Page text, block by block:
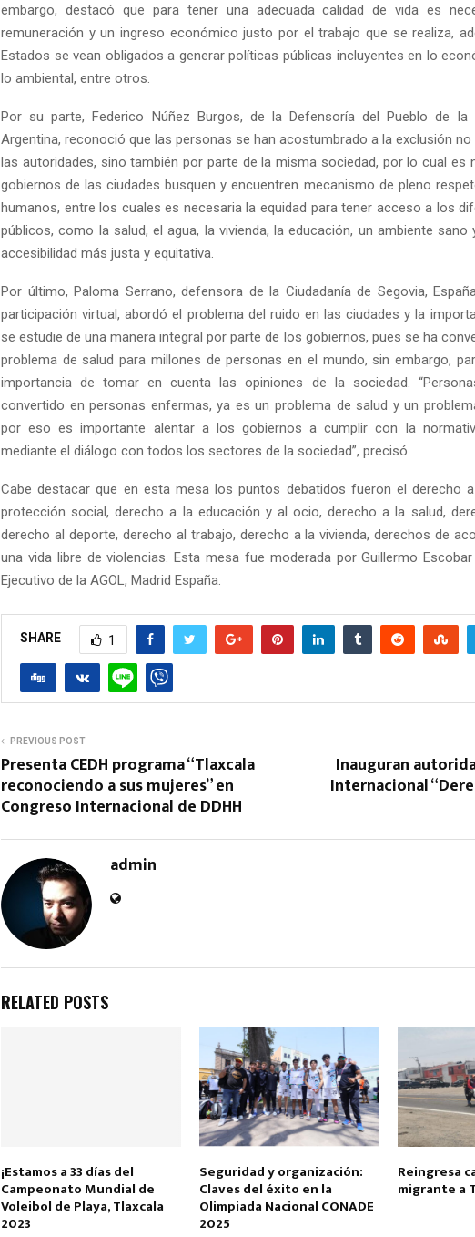
embargo, destacó que para tener una adecuada calidad de vida es
remuneración y un ingreso económico justo por el trabajo que se realiza,
Estados se vean obligados a generar políticas públicas incluyentes en lo
lo ambiental, entre otros.
Por su parte, Federico Núñez Burgos, de la Defensoría del Pueblo de la
Argentina, reconoció que las personas se han acostumbrado a la exclusión
las autoridades, sino también por parte de la misma sociedad, por lo cual es
gobiernos de las ciudades busquen y encuentren mecanismo de pleno
humanos, entre los cuales es necesaria la equidad para tener acceso a los
públicos, como la salud, el agua, la vivienda, la educación, un ambiente sano
accesibilidad más justa y equitativa.
Por último, Paloma Serrano, defensora de la Ciudadanía de Segovia,
participación virtual, abordó el problema del ruido en las ciudades y la
se estudie de una manera integral por parte de los gobiernos, pues se ha
problema de salud para millones de personas en el mundo, sin embargo,
importancia de tomar en cuenta las opiniones de la sociedad.
convertido en personas enfermas, ya es un problema de salud y un
por eso es importante alentar a los gobiernos a cumplir con la
mediante el diálogo con todos los sectores de la sociedad”, precisó.
Cabe destacar que en esta mesa los puntos debatidos fueron el derecho
protección social, derecho a la educación y al ocio, derecho a la salud,
derecho al deporte, derecho al trabajo, derecho a la vivienda, derechos de
una vida libre de violencias. Esta mesa fue moderada por Guillermo
Ejecutivo de la AGOL, Madrid España.
SHARE 1
PREVIOUS POST
Presenta CEDH programa “Tlaxcala
reconociendo a sus mujeres” en
Congreso Internacional de DDHH
Inauguran
Internacional
admin
RELATED POSTS
¡Estamos a 33 días del
Campeonato Mundial de
Voleibol de Playa, Tlaxcala
2023
Seguridad y organización:
Claves del éxito en la
Olimpiada Nacional CONADE
2025
Reingresa
migrante a
Reply Retweet Favorite Reply